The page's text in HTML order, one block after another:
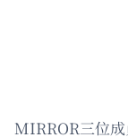
MIRROR三位成